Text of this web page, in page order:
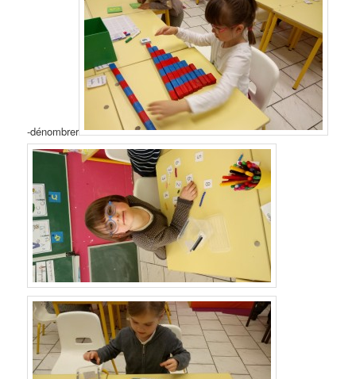
-dénombrer